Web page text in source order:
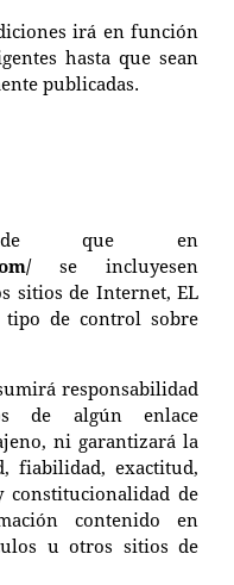
irá en función
hasta que sean
publicadas.
que en
se incluyesen
sitios de Internet, EL
tipo de control sobre
responsabilidad
de algún enlace
ni garantizará la
fiabilidad, exactitud,
constitucionalidad de
contenido en
u otros sitios de